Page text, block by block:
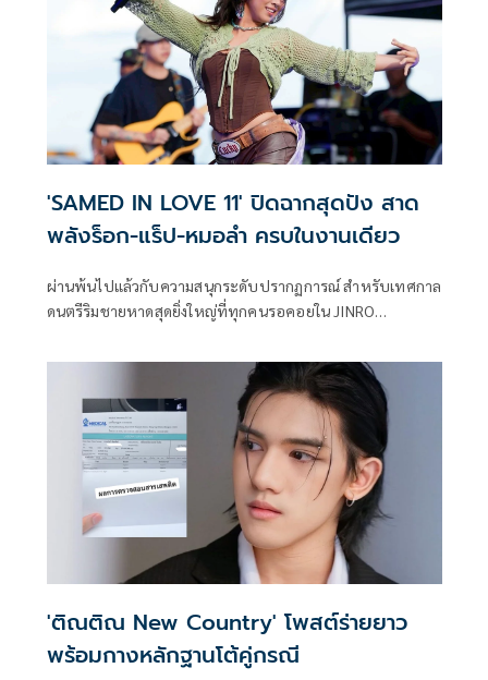
'SAMED IN LOVE 11' ปิดฉากสุดปัง สาด
พลังร็อก-แร็ป-หมอลำ ครบในงานเดียว
ผ่านพ้นไปแล้วกับความสนุกระดับปรากฏการณ์ สำหรับเทศกาล
ดนตรีริมชายหาดสุดยิ่งใหญ่ที่ทุกคนรอคอยใน JINRO
มิถุนายน 2026 ที่ผ่านมา ณ หาดทรายแก้ว เกาะเสม็ด จ.ระยอง
'ติณติณ New Country' โพสต์ร่ายยาว
พร้อมกางหลักฐานโต้คู่กรณี